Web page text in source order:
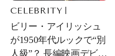
CELEBRITY
ビリー・アイリッシュ
が1950年代ルックで“別
人級”？ 長編映画デビュ